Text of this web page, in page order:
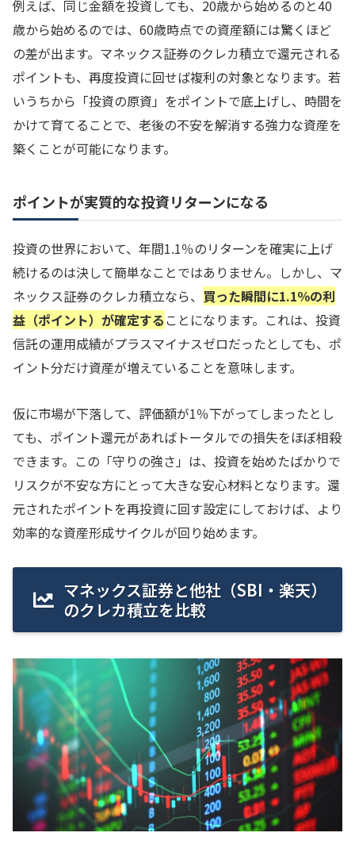
例えば、同じ金額を投資しても、20歳から始めるのと40
歳から始めるのでは、60歳時点での資産額には驚くほど
の差が出ます。マネックス証券のクレカ積立で還元される
ポイントも、再度投資に回せば複利の対象となります。若
いうちから「投資の原資」をポイントで底上げし、時間を
かけて育てることで、老後の不安を解消する強力な資産を
築くことが可能になります。
ポイントが実質的な投資リターンになる
投資の世界において、年間1.1％のリターンを確実に上げ
続けるのは決して簡単なことではありません。しかし、マ
ネックス証券のクレカ積立なら、 買った瞬間に1.1％の利
益（ポイント）が確定する ことになります。これは、投資
信託の運用成績がプラスマイナスゼロだったとしても、ポ
イント分だけ資産が増えていることを意味します。
仮に市場が下落して、評価額が1％下がってしまったとし
ても、ポイント還元があればトータルでの損失をほぼ相殺
できます。この「守りの強さ」は、投資を始めたばかりで
リスクが不安な方にとって大きな安心材料となります。還
元されたポイントを再投資に回す設定にしておけば、より
効率的な資産形成サイクルが回り始めます。
マネックス証券と他社（SBI・楽天）
のクレカ積立を比較